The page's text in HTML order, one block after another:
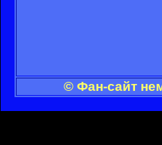
© Фан-сайт